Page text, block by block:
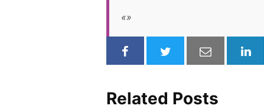
«»
Related Posts